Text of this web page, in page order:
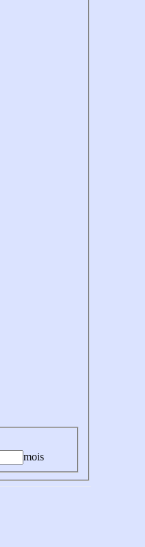
mois